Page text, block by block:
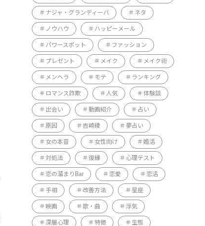
ナジャ・グランディーバ ネタ
ノウハウ ハッピーメール
パワースポット ファッション
プレゼント メイク メイク術
メンヘラ モテ ランキング
ロマンス詐欺 人気 体験談
出会い 動画紹介 占い
原因 吉崎綾 夢占い
女の本音 女性向け 婚活
対処法 復縁 心理テスト
恋の溜まりBar 恋愛 恋活
手相 改善方法 星座
映画 歌・曲 浮気
深層心理 特徴 生態